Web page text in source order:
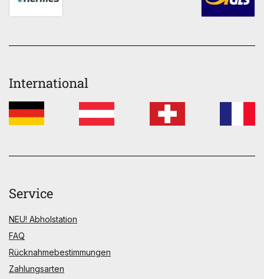
International
Service
NEU! Abholstation
FAQ
Rücknahmebestimmungen
Zahlungsarten